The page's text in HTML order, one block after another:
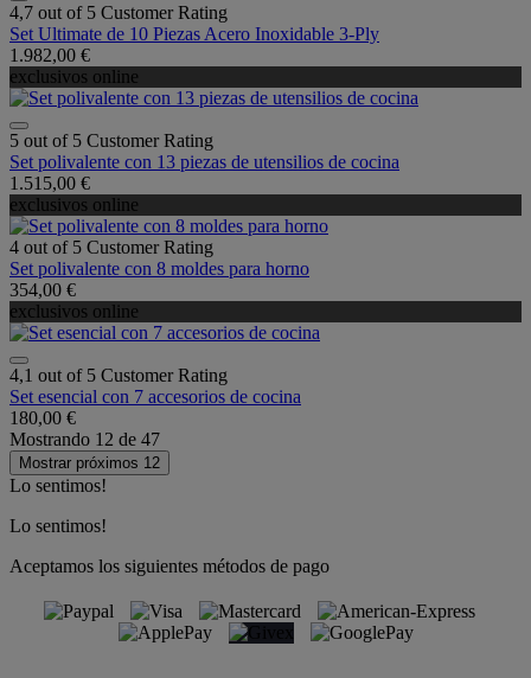
4,7 out of 5 Customer Rating
Set Ultimate de 10 Piezas Acero Inoxidable 3-Ply
1.982,00 €
exclusivos online
5 out of 5 Customer Rating
Set polivalente con 13 piezas de utensilios de cocina
1.515,00 €
exclusivos online
4 out of 5 Customer Rating
Set polivalente con 8 moldes para horno
354,00 €
exclusivos online
4,1 out of 5 Customer Rating
Set esencial con 7 accesorios de cocina
180,00 €
Mostrando 12 de 47
Mostrar próximos 12
Lo sentimos!
Lo sentimos!
Aceptamos los siguientes métodos de pago